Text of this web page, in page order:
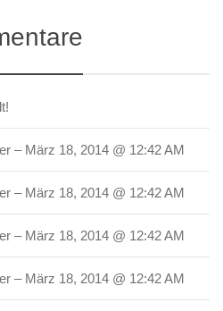
– März 18, 2014 @ 12:42 AM
– März 18, 2014 @ 12:42 AM
– März 18, 2014 @ 12:42 AM
– März 18, 2014 @ 12:42 AM